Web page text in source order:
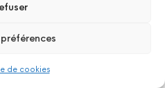
de cookies